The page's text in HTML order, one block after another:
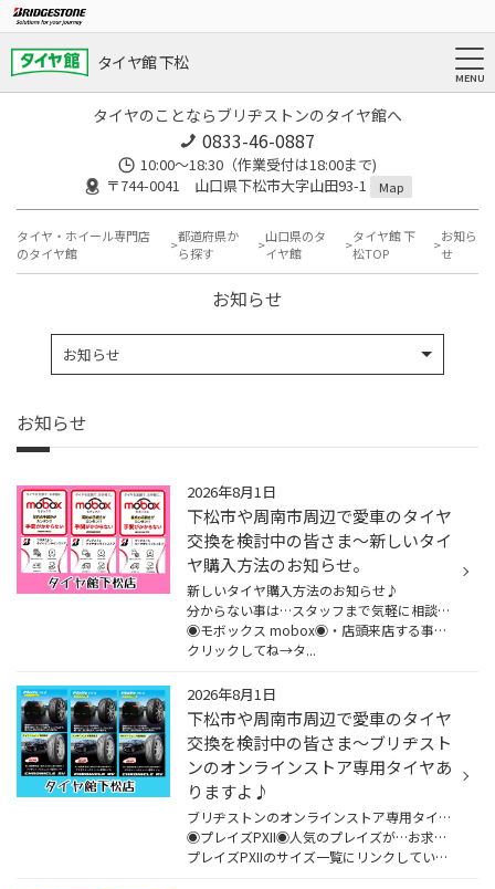
タイヤ館 下松
タイヤのことならブリヂストンのタイヤ館へ
0833-46-0887
10:00～18:30（作業受付は18:00まで)
〒744-0041 山口県下松市大字山田93-1
Map
タイヤ・ホイール専門店
のタイヤ館
都道府県か
ら探す
山口県のタ
イヤ館
タイヤ館 下
松TOP
お知ら
せ
お知らせ
お知らせ
お知らせ
2026年8月1日
下松市や周南市周辺で愛車のタイヤ
交換を検討中の皆さま〜新しいタイ
ヤ購入方法のお知らせ。
新しいタイヤ購入方法のお知らせ♪
分からない事は…スタッフまで気軽に相談して下さいね。
◉モボックス mobox◉・店頭来店する事なく…自宅からオンライン発注出来ます。・タイヤの定額払い。・2年or3年払いが選べます。・プランも2つあります(ライトプランとスタンダードプラン)。
クリックしてね→タ...
2026年8月1日
下松市や周南市周辺で愛車のタイヤ
交換を検討中の皆さま〜ブリヂスト
ンのオンラインストア専用タイヤあ
りますよ♪
ブリヂストンのオンラインストア専用タイヤ♪分からない事は…スタッフまで気軽に相談して下さいね。
◉プレイズPXII◉人気のプレイズが…お求めやすい価格でオンラインで購入出来ます。雨に強い…長く強い。疲れにくいだけじゃない…性能バランスが良いですよ。
プレイズPXIIのサイズ一覧にリンクしていま...